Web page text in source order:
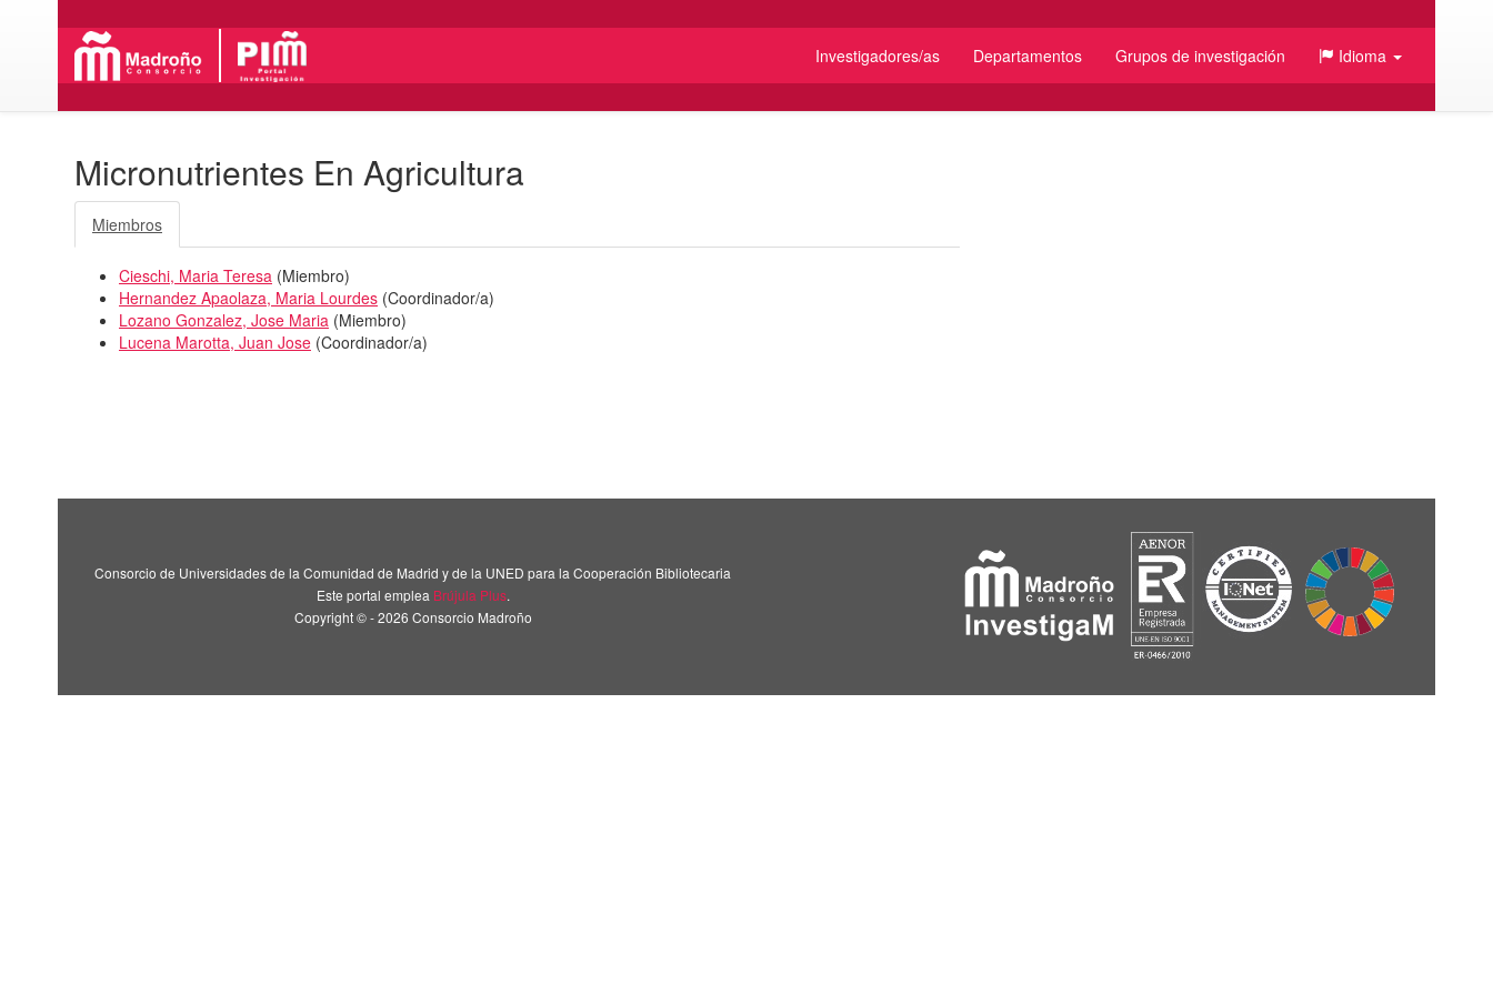
Investigadores/as Departamentos Grupos de investigación Idioma
Micronutrientes En Agricultura
Miembros
Cieschi, Maria Teresa (Miembro)
Hernandez Apaolaza, Maria Lourdes (Coordinador/a)
Lozano Gonzalez, Jose Maria (Miembro)
Lucena Marotta, Juan Jose (Coordinador/a)
Consorcio de Universidades de la Comunidad de Madrid y de la UNED para la Cooperación Bibliotecaria
Este portal emplea Brújula Plus.
Copyright © - 2026 Consorcio Madroño